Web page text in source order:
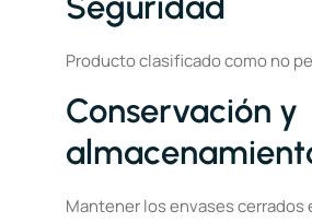
Producto clasificado como no
Conservación y
Mantener los envases cerrados